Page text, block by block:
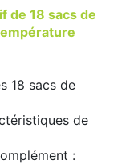
de 18 sacs de
18 sacs de
de
: